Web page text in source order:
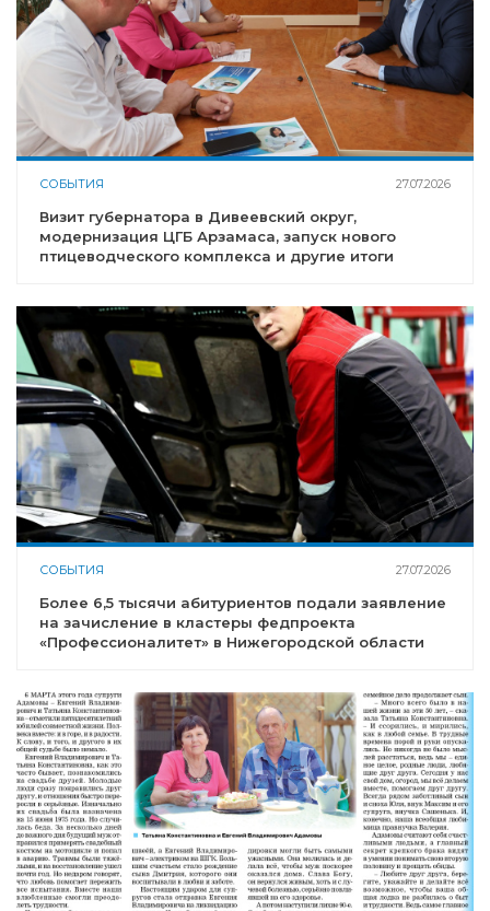
СОБЫТИЯ 27.07.2026
Визит губернатора в Дивеевский округ,
модернизация ЦГБ Арзамаса, запуск нового
птицеводческого комплекса и другие итоги
СОБЫТИЯ 27.07.2026
Более 6,5 тысячи абитуриентов подали заявление
на зачисление в кластеры федпроекта
«Профессионалитет» в Нижегородской области